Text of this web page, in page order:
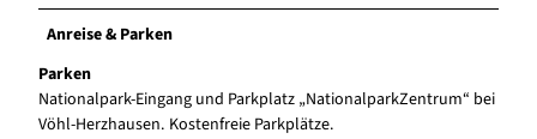
Anreise & Parken
Parken
Nationalpark-Eingang und Parkplatz „NationalparkZentrum“ bei
Vöhl-Herzhausen. Kostenfreie Parkplätze.